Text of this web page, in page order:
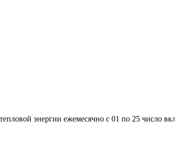
энергии ежемесячно с 01 по 25 число